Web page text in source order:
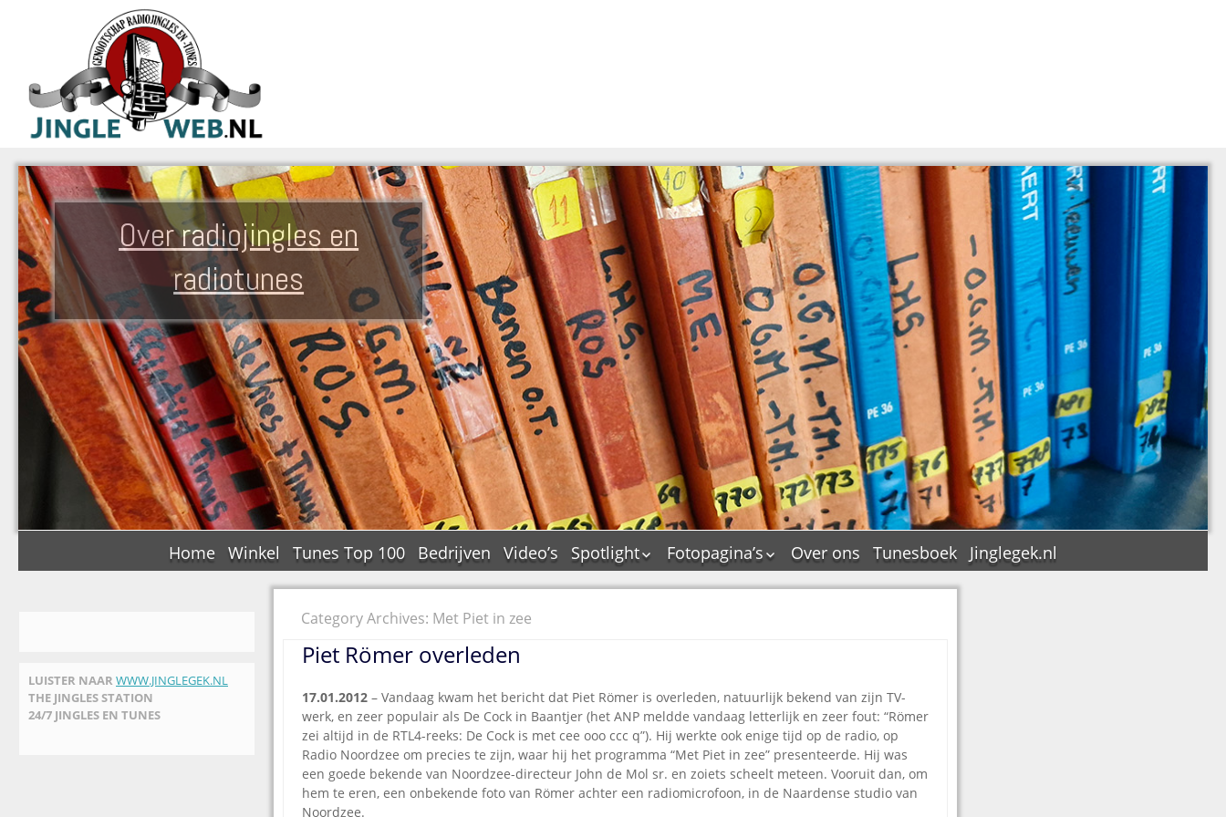
Over radiojingles en
radiotunes
Home Winkel Tunes Top 100 Bedrijven Video’s
Spotlight
De Tourflitsjingle –
De Tourtune
Ferry Maat 65
Ferry Maat interview
Jingle Awards
Jingle NIEUW
Fotopagina’s
JAM in pictures
Top Format in
pictures
Dik Voormekaar in
foto’s
Over ons Tunesboek Jinglegek.nl
LUISTER NAAR WWW.JINGLEGEK.NL
THE JINGLES STATION
24/7 JINGLES EN TUNES
Category Archives: Met Piet in zee
Piet Römer overleden
17.01.2012 – Vandaag kwam het bericht dat Piet Römer is overleden, natuurlijk bekend van zijn TV-
werk, en zeer populair als De Cock in Baantjer (het ANP meldde vandaag letterlijk en zeer fout: “Römer
zei altijd in de RTL4-reeks: De Cock is met cee ooo ccc q”). Hij werkte ook enige tijd op de radio, op
Radio Noordzee om precies te zijn, waar hij het programma “Met Piet in zee” presenteerde. Hij was
een goede bekende van Noordzee-directeur John de Mol sr. en zoiets scheelt meteen. Vooruit dan, om
hem te eren, een onbekende foto van Römer achter een radiomicrofoon, in de Naardense studio van
Noordzee.